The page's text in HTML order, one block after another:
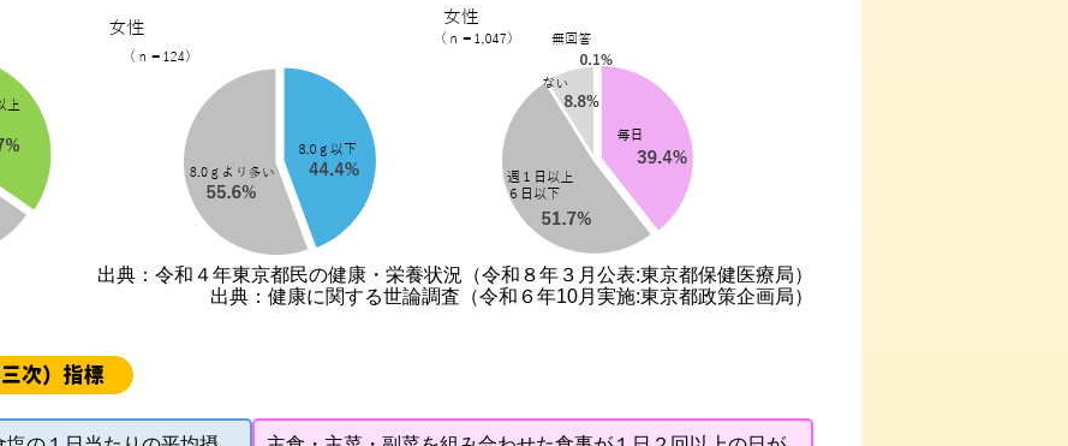
出典：令和４年東京都民の健康・栄養状況（令和８年３月公表:東京都保健医療局）
出典：健康に関する世論調査（令和６年10月実施:東京都政策企画局）
三次）指標